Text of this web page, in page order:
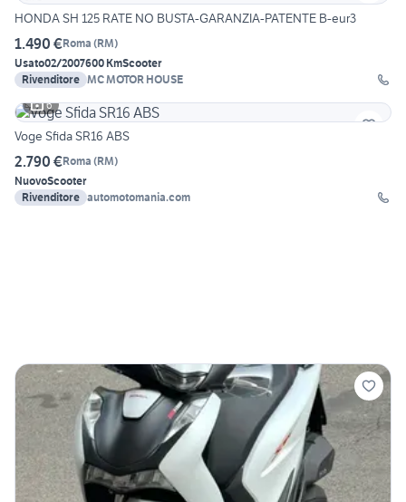
HONDA SH 125 RATE NO BUSTA-GARANZIA-PATENTE B-eur3
1.490 €Roma (RM)
Usato02/2007600 KmScooter
Rivenditore MC MOTOR HOUSE
6
Voge Sfida SR16 ABS
2.790 €Roma (RM)
NuovoScooter
Rivenditore automotomania.com